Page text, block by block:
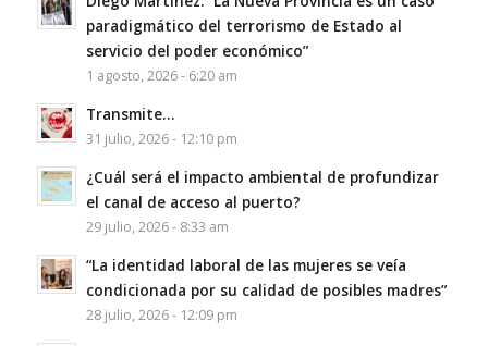
paradigmático del terrorismo de Estado al
servicio del poder económico”
1 agosto, 2026 - 6:20 am
Transmite…
31 julio, 2026 - 12:10 pm
¿Cuál será el impacto ambiental de profundizar
el canal de acceso al puerto?
29 julio, 2026 - 8:33 am
“La identidad laboral de las mujeres se veía
condicionada por su calidad de posibles madres”
28 julio, 2026 - 12:09 pm